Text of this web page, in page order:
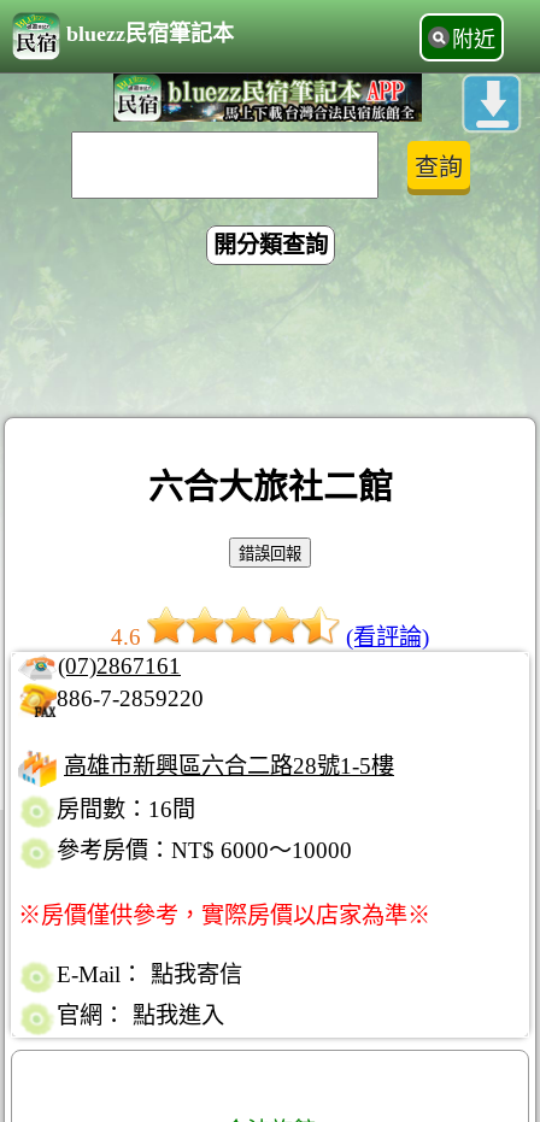
bluezz民宿筆記本 附近
開分類查詢
六合大旅社二館
4.6
(看評論)
(07)2867161
886-7-2859220
高雄市新興區六合二路28號1-5樓
房間數：16間
參考房價：NT$ 6000～10000
※房價僅供參考，實際房價以店家為準※
E-Mail：
點我寄信
官網：
點我進入